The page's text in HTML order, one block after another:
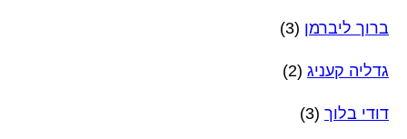
ברוך ליברמן (3)
גדליה קעניג (2)
דודי בלוך (3)